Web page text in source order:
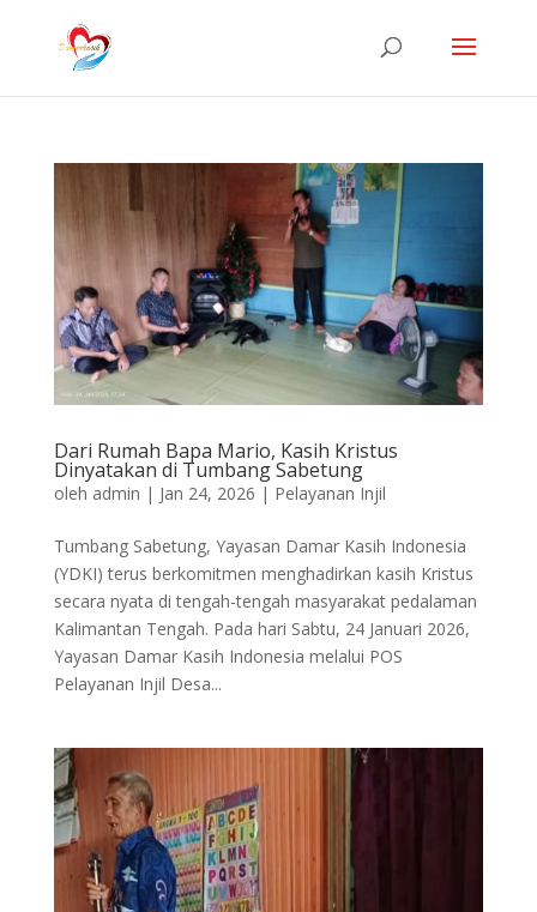
Dari Rumah Bapa Mario, Kasih Kristus
Dinyatakan di Tumbang Sabetung
oleh admin | Jan 24, 2026 | Pelayanan Injil
Tumbang Sabetung, Yayasan Damar Kasih Indonesia
(YDKI) terus berkomitmen menghadirkan kasih Kristus
secara nyata di tengah-tengah masyarakat pedalaman
Kalimantan Tengah. Pada hari Sabtu, 24 Januari 2026,
Yayasan Damar Kasih Indonesia melalui POS
Pelayanan Injil Desa...